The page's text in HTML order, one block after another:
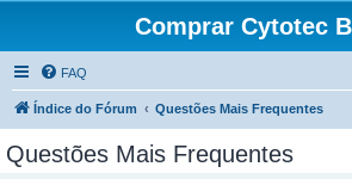
Comprar Cytotec
FAQ
Índice do Fórum Questões Mais Frequentes
Questões Mais Frequentes